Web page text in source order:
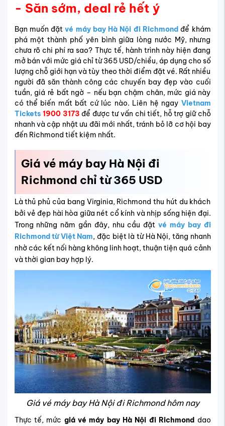
- Săn sớm, deal rẻ hết ý
Bạn muốn đặt vé máy bay Hà Nội đi Richmondđể khám
phá một thành phố yên bình giữa lòng nước Mỹ, nhưng
chưa rõ chi phí ra sao? Thực tế, hành trình này hiện đang
mở bán với mức giá chỉ từ 365 USD/chiều, áp dụng cho số
lượng chỗ giới hạn và tùy theo thời điểm đặt vé. Rất nhiều
người đã săn thành công các chuyến bay đẹp vào cuối
tuần, giá rẻ bất ngờ – nếu bạn chậm chân, mức giá này
có thể biến mất bất cứ lúc nào. Liên hệ ngay Vietnam
Tickets 1900 3173 để được tư vấn chi tiết, hỗ trợ giữ chỗ
nhanh và cập nhật ưu đãi mới nhất, tránh bỏ lỡ cơ hội bay
đến Richmond tiết kiệm nhất.
Giá vé máy bay Hà Nội đi
Richmond chỉ từ 365 USD
Là thủ phủ của bang Virginia, Richmond thu hút du khách
bởi vẻ đẹp hài hòa giữa nét cổ kính và nhịp sống hiện đại.
Trong những năm gần đây, nhu cầu đặtvé máy bay đi
Richmond từ Việt Nam, đặc biệt là từ Hà Nội, tăng nhanh
nhờ các kết nối hàng không linh hoạt, thuận tiện quá cảnh
và thời gian bay hợp lý.
Giá vé máy bay Hà Nội đi Richmond hôm nay
Thực tế, mức giá vé máy bay Hà Nội đi Richmond dao